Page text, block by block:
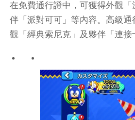
在免費通行證中，可獲得外觀「
伴「派對可可」等內容。高級
觀「經典索尼克」及夥伴「連接